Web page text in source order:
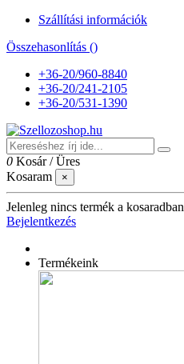
Szállítási információk
Összehasonlítás ()
+36-20/960-8840
+36-20/241-2105
+36-20/531-1390
0 Kosár /Üres
Kosaram
×
Jelenleg nincs termék a kosaradban
Bejelentkezés
Termékeink